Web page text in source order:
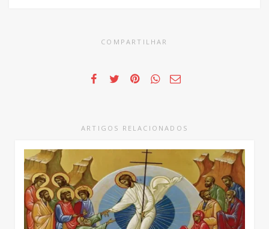
COMPARTILHAR
ARTIGOS RELACIONADOS